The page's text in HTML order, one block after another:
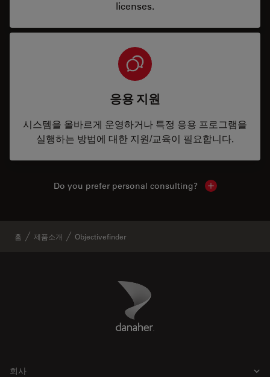
licenses.
응용 지원
시스템을 올바르게 운영하거나 특정 응용 프로그램을
실행하는 방법에 대한 지원/교육이 필요합니다.
Do you prefer personal consulting? Show local
홈 제품소개 Objectivefinder
Danaher Logo
회사